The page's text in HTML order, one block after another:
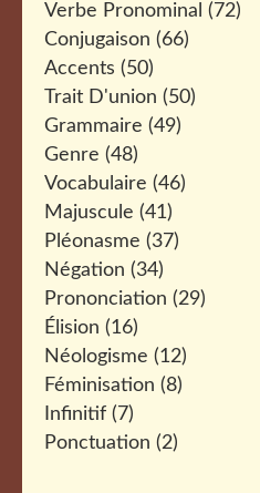
Verbe Pronominal (72)
Conjugaison (66)
Accents (50)
Trait D'union (50)
Grammaire (49)
Genre (48)
Vocabulaire (46)
Majuscule (41)
Pléonasme (37)
Négation (34)
Prononciation (29)
Élision (16)
Néologisme (12)
Féminisation (8)
Infinitif (7)
Ponctuation (2)